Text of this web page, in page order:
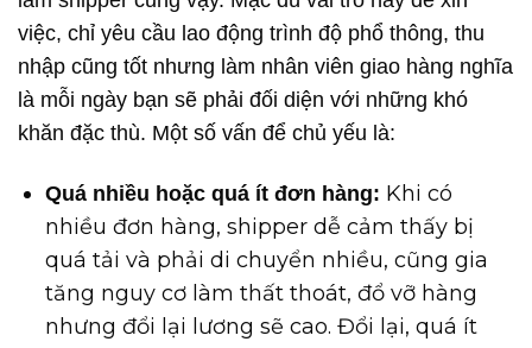
việc, chỉ yêu cầu lao động trình độ phổ thông, thu
nhập cũng tốt nhưng làm nhân viên giao hàng nghĩa
là mỗi ngày bạn sẽ phải đối diện với những khó
khăn đặc thù. Một số vấn để chủ yếu là:
Quá nhiều hoặc quá ít đơn hàng: Khi có
nhiều đơn hàng, shipper dễ cảm thấy bị
quá tải và phải di chuyển nhiều, cũng gia
tăng nguy cơ làm thất thoát, đổ vỡ hàng
nhưng đổi lại lương sẽ cao. Đổi lại, quá ít